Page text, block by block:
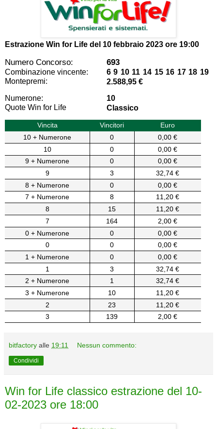
Estrazione Win for Life del 10 febbraio 2023 ore 19:00
Numero Concorso: 693
Combinazione vincente:
6 9 10 11 14 15 16 17 18 19
Montepremi:
2.588,95 €
Numerone:
10
Quote Win for Life
Classico
Vincita Vincitori
Euro
10 + Numerone
0
0,00 €
10
0
0,00 €
9 + Numerone
0
0,00 €
9
3
32,74 €
8 + Numerone
0
0,00 €
7 + Numerone
8
11,20 €
8
15
11,20 €
7
164
2,00 €
0 + Numerone
0
0,00 €
0
0
0,00 €
1 + Numerone
0
0,00 €
1
3
32,74 €
2 + Numerone
1
32,74 €
3 + Numerone
10
11,20 €
2
23
11,20 €
3
139 2,00 €
bitfactory alle 19:11 Nessun commento:
Condividi
Win for Life classico estrazione del 10-
02-2023 ore 18:00